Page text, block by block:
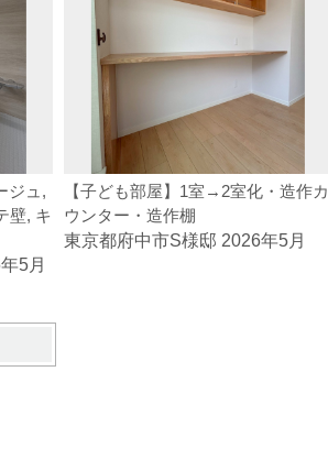
ジュ,
壁, キ
5月
【子ども部屋】1室→2室化・造作カ
ウンター・造作棚
東京都府中市S様邸 2026年5月